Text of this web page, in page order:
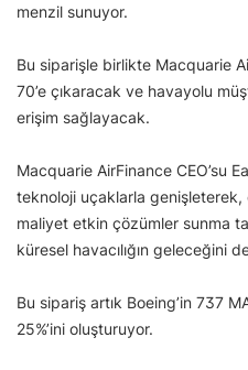
menzil sunuyor.
Bu siparişle birlikte Macquarie
70’e çıkaracak ve havayolu
erişim sağlayacak.
Macquarie AirFinance CEO’su
teknoloji uçaklarla genişleterek,
maliyet etkin çözümler sunma
küresel havacılığın geleceğini
Bu sipariş artık Boeing’in 737
25%’ini oluşturuyor.